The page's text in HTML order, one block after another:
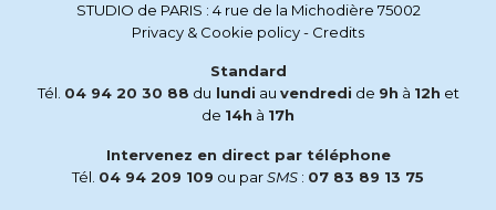
STUDIO de PARIS : 4 rue de la Michodière 75002
Privacy & Cookie policy- Credits
Standard
Tél. 04 94 20 30 88 du lundi au vendredi de 9h à 12h et
de 14h à 17h
Intervenez en direct par téléphone
Tél. 04 94 209 109 ou parSMS : 07 83 89 13 75